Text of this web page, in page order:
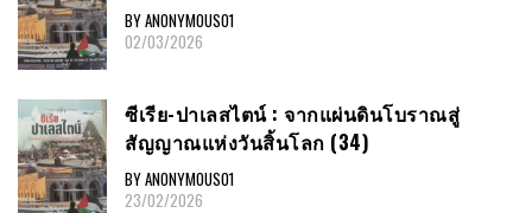
BY ANONYMOUS01
02/03/2026
ซีเรีย​-ปาเลสไตน์​ : จากแผ่นดินโบราณสู่
สัญญาณ​แห่งวันสิ้นโลก​ (34)
BY ANONYMOUS01
23/02/2026